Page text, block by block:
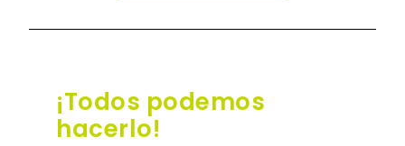
¡Todos podemos
hacerlo!